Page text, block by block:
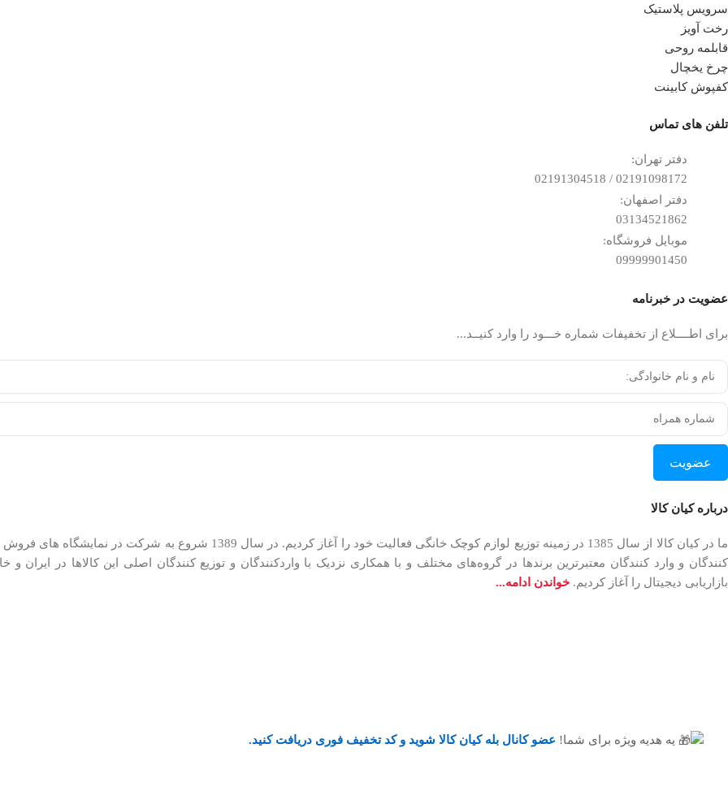
سرویس پلاستیک
رخت آویز
قابلمه روحی
چرخ یخچال
کفپوش کابینت
تلفن ‌های تماس
دفتر تهران:
02191098172 / 02191304518
دفتر اصفهان:
03134521862
موبایل فروشگاه:
09999901450
عضویت در خبرنامه
برای اطــــلاع از تخفیفات شماره خـــود را وارد کنیــد...
عضویت
درباره کیان کالا
ما در کیان کالا از سال 1385 در زمینه توزیع لوازم کوچک خانگی فعالیت خود را
بازاریابی دیجیتال را آغاز کردیم. خواندن ادامه...
یه هدیه ویژه برای شما! عضو کانال بله کیان کالا شوید و کد تخفیف فوری دریافت کنید.